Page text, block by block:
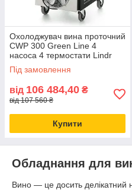
Охолоджувач вина проточний
CWP 300 Green Line 4
насоса 4 термостати Lindr
(Чехія) для виноробства
Під замовлення
від 106 484,40 ₴
від 107 560 ₴
Купити
Обладнання для
Вино — це досить делікатний